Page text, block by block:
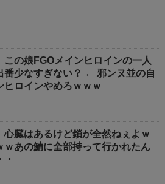
この娘FGOメインヒロインの一人
番少なすぎない？ ← 邪ンヌ並の自
ヒロインやめろｗｗｗ
心臓はあるけど鎖が全然ねぇよｗ
ｗあの鯖に全部持って行かれたん